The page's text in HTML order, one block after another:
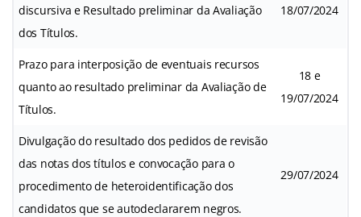
discursiva e Resultado preliminar da Avaliação
dos Títulos.
18/07/2024
Prazo para interposição de eventuais recursos
quanto ao resultado preliminar da Avaliação de
Títulos.
18 e
19/07/2024
Divulgação do resultado dos pedidos de revisão
das notas dos títulos e convocação para o
procedimento de heteroidentificação dos
candidatos que se autodeclararem negros.
29/07/2024